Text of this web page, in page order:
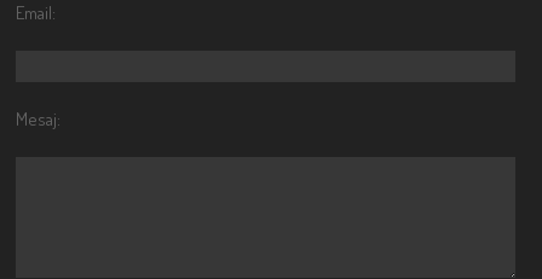
Email:
Mesaj: